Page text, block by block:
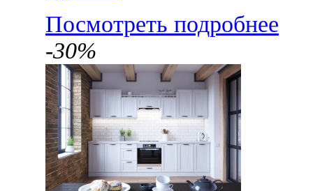
Посмотреть подробнее
-30%